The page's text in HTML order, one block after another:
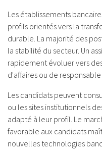
Les établissements
profils orientés vers la
durable. La majorité des
la stabilité du secteur. Un
rapidement évoluer vers
d'affaires ou de
Les candidats peuvent
ou les sites institutionnels
adapté à leur profil. Le
favorable aux candidats
nouvelles technologies